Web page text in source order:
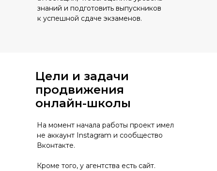
знаний и подготовить выпускников
к успешной сдаче экзаменов.
Цели и задачи
продвижения
онлайн-школы
На момент начала работы проект имел
не аккаунт Instagram и сообщество
Вконтакте.
Кроме того, у агентства есть сайт.